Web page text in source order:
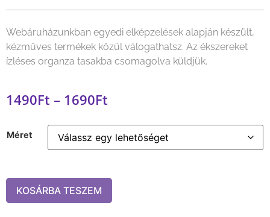
Webáruházunkban egyedi elképzelések alapján készült,
kézműves termékek közül válogathatsz. Az ékszereket
ízléses organza tasakba csomagolva küldjük.
1490Ft – 1690Ft
Méret
KOSÁRBA TESZEM